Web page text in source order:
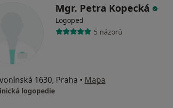
Mgr. Petra Kopecká
Logoped
5 názorů
1630, Praha • Mapa
logopedie